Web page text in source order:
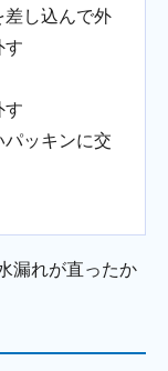
し込んで外
す
す
ッキンに交
漏れが直ったか